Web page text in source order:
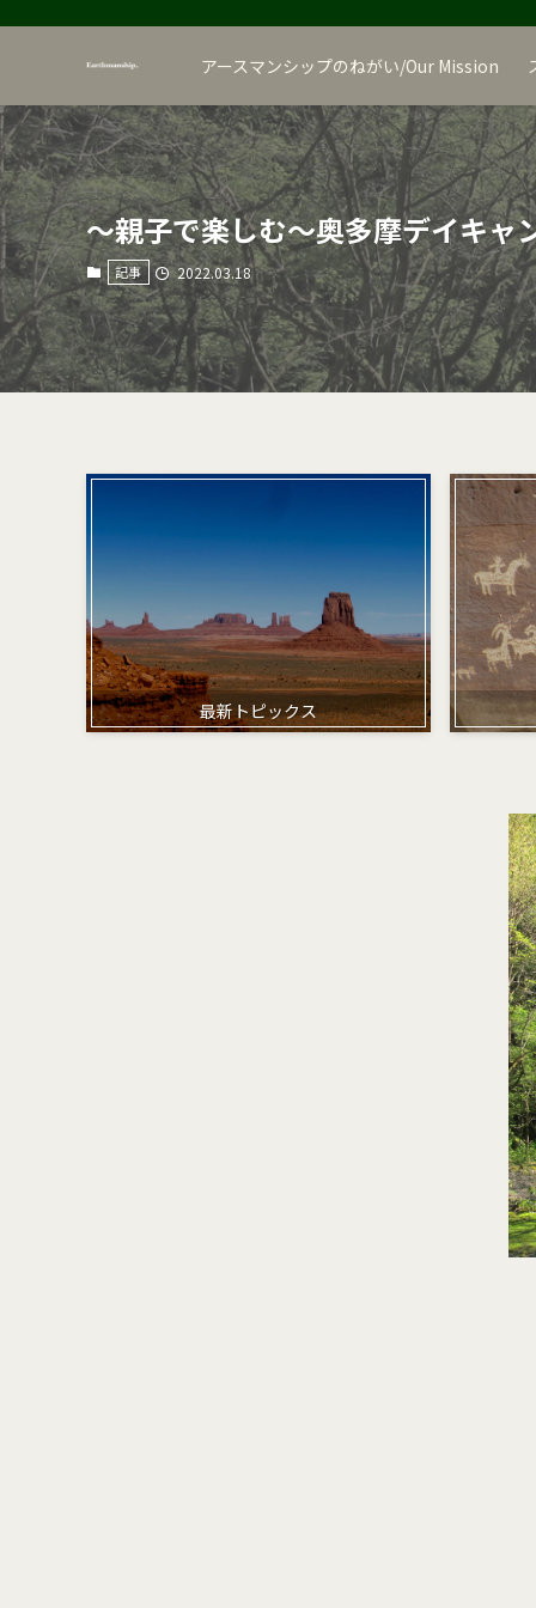
アースマンシップのねがい/Our Mission
〜親子で楽しむ〜奥多摩デイキャ
記事 2022.03.18
最新トピックス